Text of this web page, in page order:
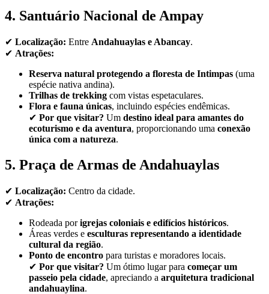
4. Santuário Nacional de Ampay
✔ Localização: Entre Andahuaylas e Abancay.
✔ Atrações:
Reserva natural protegendo a floresta de Intimpas (uma
espécie nativa andina).
Trilhas de trekking com vistas espetaculares.
Flora e fauna únicas, incluindo espécies endêmicas.
✔ Por que visitar? Um destino ideal para amantes do
ecoturismo e da aventura, proporcionando uma conexão
única com a natureza.
5. Praça de Armas de Andahuaylas
✔ Localização: Centro da cidade.
✔ Atrações:
Rodeada porigrejas coloniais e edifícios históricos.
Áreas verdes e esculturas representando a identidade
cultural da região.
Ponto de encontro para turistas e moradores locais.
✔ Por que visitar? Um ótimo lugar para começar um
passeio pela cidade, apreciando a arquitetura tradicional
andahuaylina.